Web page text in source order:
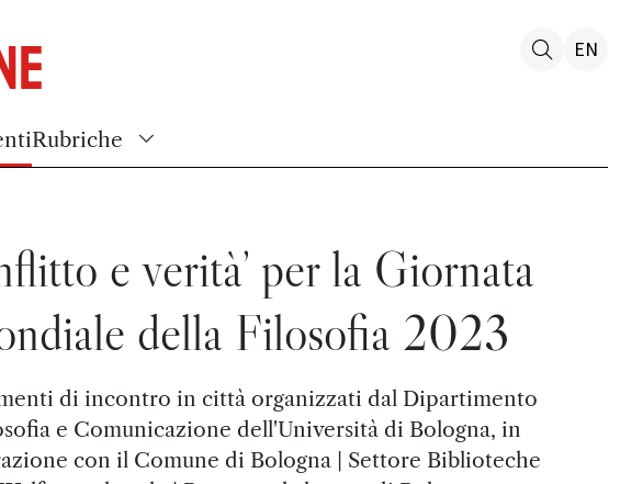
Rubriche
EN
e verità’ per la Giornata
della Filosofia 2023
di incontro in città organizzati dal Dipartimento
e Comunicazione dell'Università di Bologna, in
con il Comune di Bologna | Settore Biblioteche